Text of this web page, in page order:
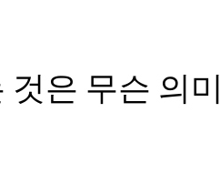
은 무슨 의